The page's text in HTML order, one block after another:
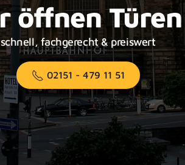
öffnen
schnell, fachgerecht & preiswert
02151 - 479 11 51